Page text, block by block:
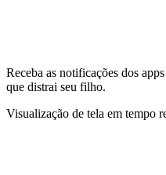
Receba as notificações dos
que distrai seu filho.
Visualização de tela em tempo